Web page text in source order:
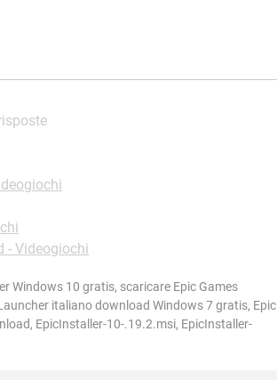
- Videogiochi
Windows 10 gratis, scaricare Epic Games
italiano download Windows 7 gratis, Epic
EpicInstaller-10-.19.2.msi, EpicInstaller-